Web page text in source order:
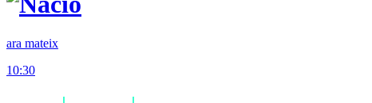
ara mateix
10:30